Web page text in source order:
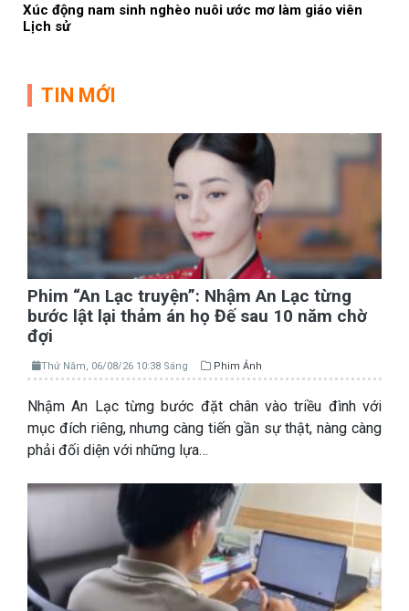
Xúc động nam sinh nghèo nuôi ước mơ làm giáo viên
Lịch sử
TIN MỚI
Phim “An Lạc truyện”: Nhậm An Lạc từng
bước lật lại thảm án họ Đế sau 10 năm chờ
đợi
Thứ Năm, 06/08/26 10:38 Sáng Phim Ảnh
Nhậm An Lạc từng bước đặt chân vào triều đình với
mục đích riêng, nhưng càng tiến gần sự thật, nàng càng
phải đối diện với những lựa…